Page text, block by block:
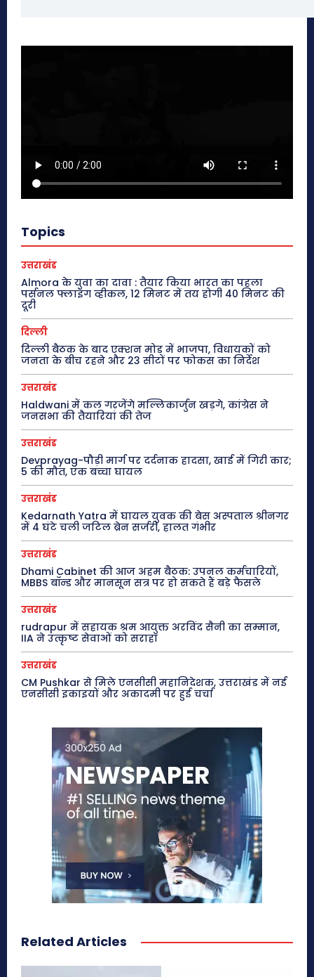
Topics
उत्तराखंड
Almora के युवा का दावा : तैयार किया भारत का पहला
पर्सनल फ्लाइंग व्हीकल, 12 मिनट में तय होगी 40 मिनट की
दूरी
दिल्ली
दिल्ली बैठक के बाद एक्शन मोड में भाजपा, विधायकों को
जनता के बीच रहने और 23 सीटों पर फोकस का निर्देश
उत्तराखंड
Haldwani में कल गरजेंगे मल्लिकार्जुन खड़गे, कांग्रेस ने
जनसभा की तैयारियां की तेज
उत्तराखंड
Devprayag-पौड़ी मार्ग पर दर्दनाक हादसा, खाई में गिरी कार;
5 की मौत, एक बच्चा घायल
उत्तराखंड
Kedarnath Yatra में घायल युवक की बेस अस्पताल श्रीनगर
में 4 घंटे चली जटिल ब्रेन सर्जरी, हालत गंभीर
उत्तराखंड
Dhami Cabinet की आज अहम बैठक: उपनल कर्मचारियों,
MBBS बॉन्ड और मानसून सत्र पर हो सकते हैं बड़े फैसले
उत्तराखंड
rudrapur में सहायक श्रम आयुक्त अरविंद सैनी का सम्मान,
IIA ने उत्कृष्ट सेवाओं को सराहा
उत्तराखंड
CM Pushkar से मिले एनसीसी महानिदेशक, उत्तराखंड में नई
एनसीसी इकाइयों और अकादमी पर हुई चर्चा
Related Articles